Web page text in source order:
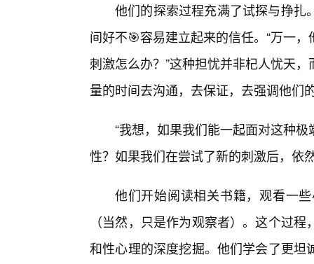
他们的探索过程充满了试探与挣扎
间好不🎯容易建立起来的信任。“万一
刺激怎么办？”这种担忧并非杞人忧天
量的时间去沟通，去保证，去强调他们
“我想，如果我们能一起面对这种
性？如果我们在尝试了新的刺激后，依
他们开始阅读相关书籍，观看一
（当然，只是作为观察者）。这个过
和性心理的深度挖掘。他们学会了更